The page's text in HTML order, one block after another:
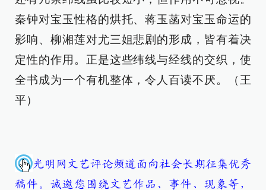
秦钟对宝玉性格的烘托、蒋玉菡对宝玉命运的
影响、柳湘莲对尤三姐悲剧的形成，皆有着决
定性的作用。正是这些纬线与经线的交织，使
全书成为一个有机整体，令人百读不厌。（王
平）
光明网文艺评论频道面向社会长期征集优秀
稿件。诚邀您围绕文艺作品、事件、现象等，